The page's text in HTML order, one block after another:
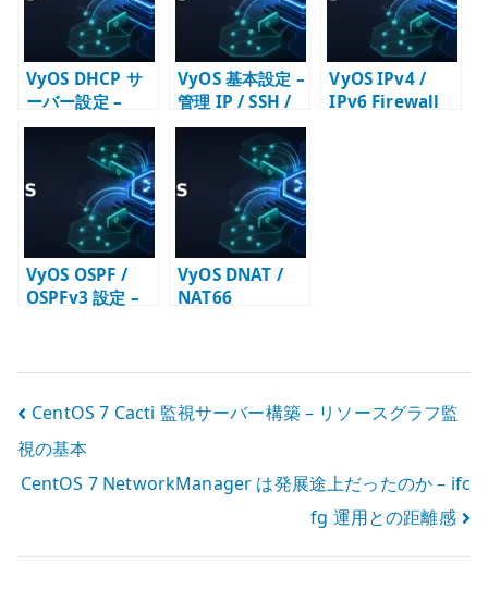
VyOS DHCP サ
ーバー設定 –
LAN 向けアドレ
ス配布の基本
VyOS 基本設定 –
管理 IP / SSH /
DNS / NTP /
SNMP の初期設
VyOS IPv4 /
IPv6 Firewall
VyOS OSPF /
OSPFv3 設定 –
VyOS DNAT /
NAT66
投
稿
ナ
ビ
CentOS 7 Cacti 監視サーバー構築 – リソースグラフ監
視の基本
CentOS 7 NetworkManager は発展途上だったのか – ifc
fg 運用との距離感